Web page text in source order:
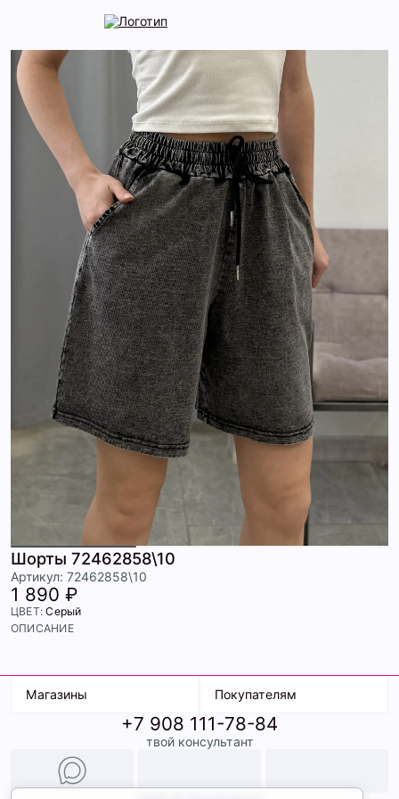
Шорты 72462858\10
Артикул: 72462858\10
1 890 ₽
ЦВЕТ:Серый
ОПИСАНИЕ
Магазины
ТК Терминал
ТРК Континент
Покупателям
Доставка
Условия оплаты
Образы
+7 908 111-78-84
твой консультант